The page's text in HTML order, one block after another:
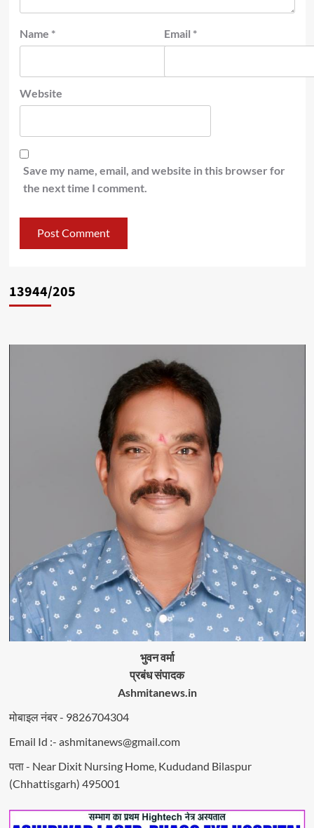
Name * Email *
Website
Save my name, email, and website in this browser for
the next time I comment.
13944/205
भुवन वर्मा
प्रबंध संपादक
Ashmitanews.in
मोबाइल नंबर - 9826704304
Email Id :- ashmitanews@gmail.com
पता - Near Dixit Nursing Home, Kududand Bilaspur
(Chhattisgarh) 495001